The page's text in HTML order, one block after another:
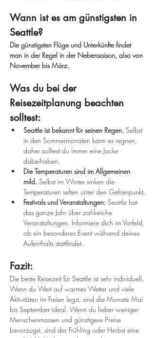
Wann ist es am günstigsten in
Seattle?
Die günstigsten Flüge und Unterkünfte findet
man in der Regel in der Nebensaison, also von
November bis März.
Was du bei der
Reisezeitplanung beachten
solltest:
Seattle ist bekannt für seinen Regen. Selbst
in den Sommermonaten kann es regnen,
daher solltest du immer eine Jacke
dabeihaben.
Die Temperaturen sind im Allgemeinen
mild. Selbst im Winter sinken die
Temperaturen selten unter den Gefrierpunkt.
Festivals und Veranstaltungen: Seattle hat
das ganze Jahr über zahlreiche
Veranstaltungen. Informiere dich im Vorfeld,
ob ein besonderes Event während deines
Aufenthalts stattfindet.
Fazit:
Die beste Reisezeit für Seattle ist sehr individuell.
Wenn du Wert auf warmes Wetter und viele
Aktivitäten im Freien legst, sind die Monate Mai
bis September ideal. Wenn du lieber weniger
Menschenmassen und günstigere Preise
bevorzugst, sind der Frühling oder Herbst eine